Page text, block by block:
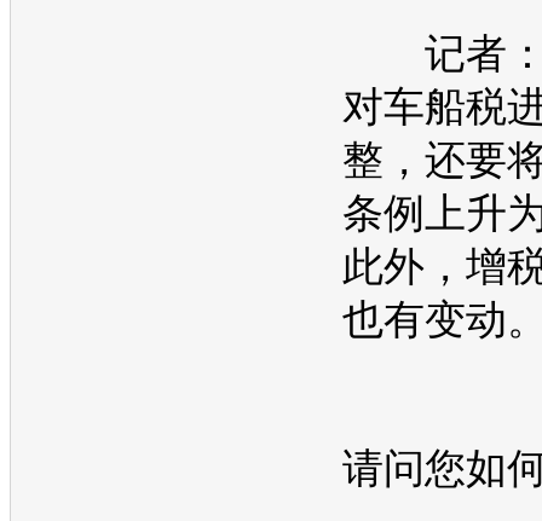
记者：
对车船税
整，还要
条例上升
此外，增
也有变动
请问您如